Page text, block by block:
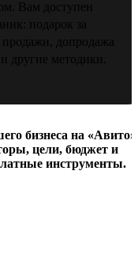
Вам доступен
подарок за
продажи, допродажа
другие методики.
бизнеса на «Авито»
цели, бюджет и
инструменты.